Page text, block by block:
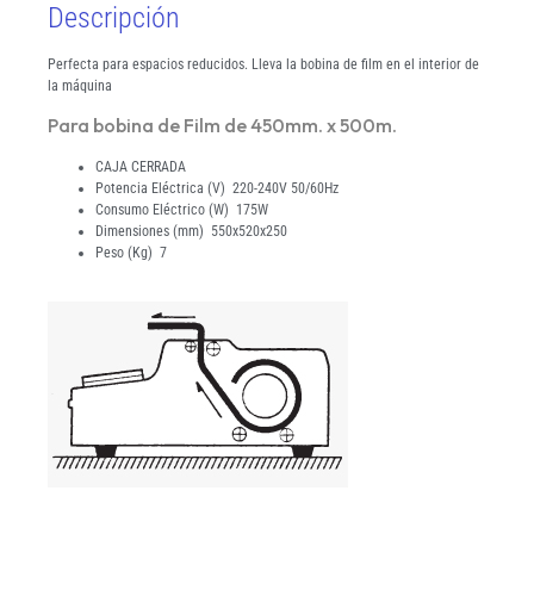
Descripción
Perfecta para espacios reducidos. Lleva la bobina de film en el interior de
la máquina
Para bobina de Film de 450mm. x 500m.
CAJA CERRADA
Potencia Eléctrica (V) 220-240V 50/60Hz
Consumo Eléctrico (W) 175W
Dimensiones (mm) 550x520x250
Peso (Kg) 7